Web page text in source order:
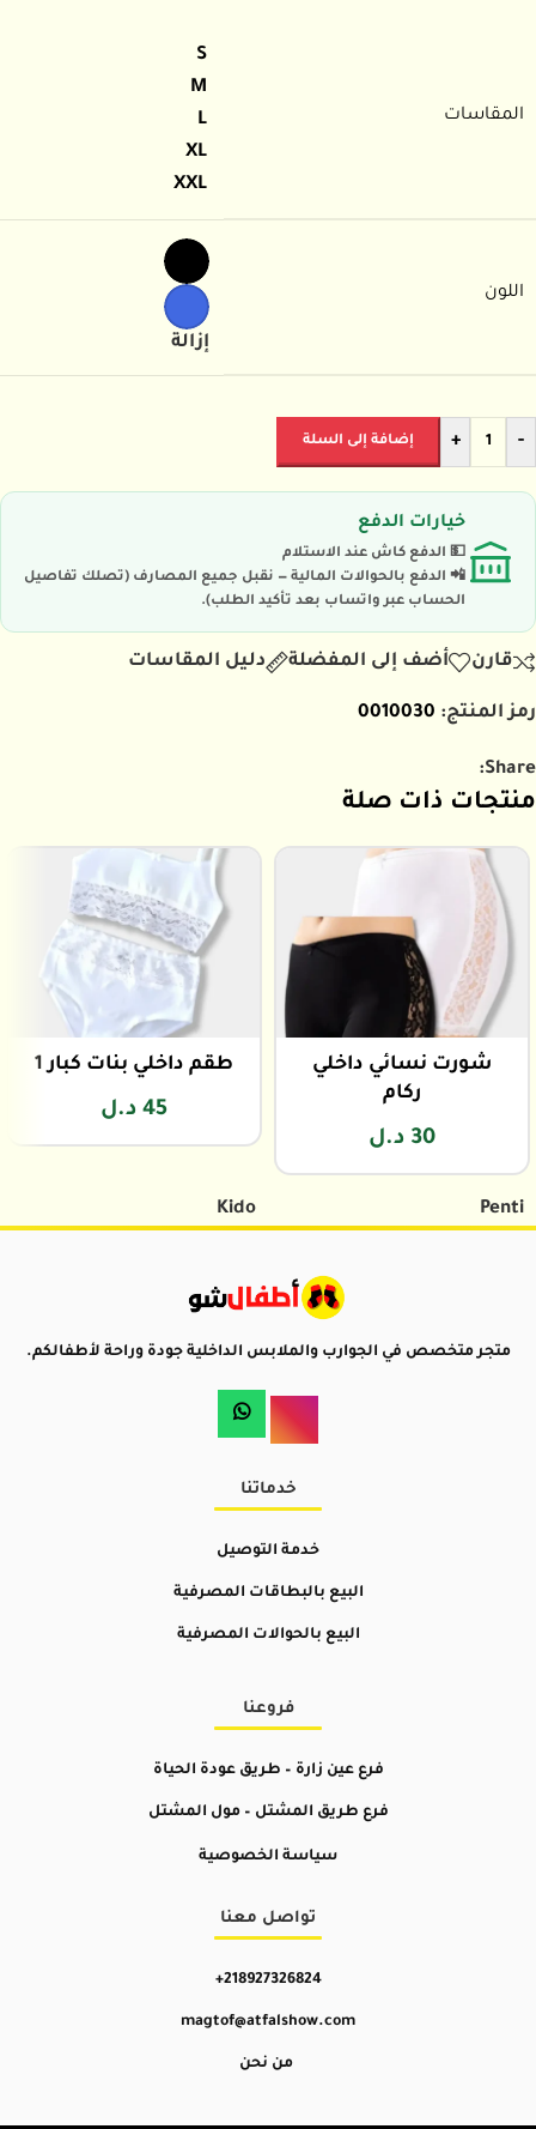
المقاسات
S
M
L
XL
XXL
اللون
إزالة
-
+ إضافة إلى السلة
خيارات الدفع
💵 الدفع كاش عند الاستلام
📲 الدفع بالحوالات المالية — نقبل جميع المصارف (تصلك تفاصيل
الحساب عبر واتساب بعد تأكيد الطلب).
قارن أضف إلى المفضلة دليل المقاسات
رمز المنتج: 0010030
Share:
منتجات ذات صلة
شورت نسائي داخلي
ركام
30 د.ل
طقم داخلي بنات كبار 1
45 د.ل
Penti
Kido
متجر متخصص في الجوارب والملابس الداخلية جودة وراحة لأطفالكم.
خدماتنا
خدمة التوصيل
البيع بالبطاقات المصرفية
البيع بالحوالات المصرفية
فروعنا
فرع عين زارة – طريق عودة الحياة
فرع طريق المشتل –مول المشتل
سياسة الخصوصية
تواصل معنا
+218927326824
magtof@atfalshow.com
من نحن